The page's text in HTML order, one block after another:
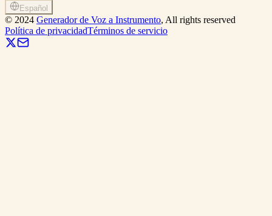
Español
© 2024 Generador de Voz a Instrumento, All rights reserved
Política de privacidadTérminos de servicio